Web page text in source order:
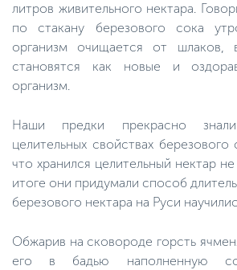
литров живительного нектара.
по стакану березового сока
организм очищается от шлаков,
становятся как новые и
организм.
Наши предки прекрасно
целительных свойствах березового
что хранился целительный нектар
итоге они придумали способ
березового нектара на Руси
Обжарив на сковороде горсть
его в бадью наполненную